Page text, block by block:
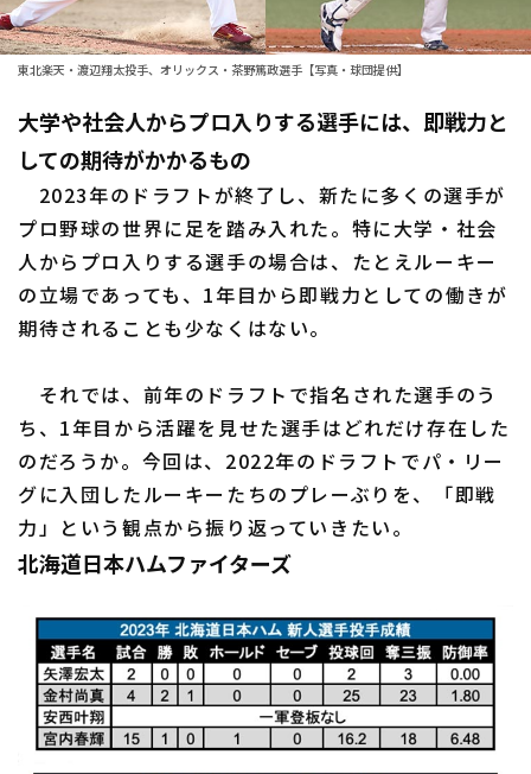
1軍公式戦
ファーム東地区
ファーム中地区
ファーム西地区
交流戦
選手名鑑
北海道日本ハムファイターズ
東北楽天ゴールデンイーグルス
埼玉西武ライオンズ
千葉ロッテマリーンズ
福岡ソフトバンクホークス
設定
利用規約 プライバシーポリシー
運営会社（別ウィンドウで開く） よくある質問
東北楽天・渡辺翔太投手、オリックス・茶野篤政選手【写真・球団提供】
大学や社会人からプロ入りする選手には、即戦力と
しての期待がかかるもの
2023年のドラフトが終了し、新たに多くの選手が
プロ野球の世界に足を踏み入れた。特に大学・社会
人からプロ入りする選手の場合は、たとえルーキー
の立場であっても、1年目から即戦力としての働きが
期待されることも少なくはない。
それでは、前年のドラフトで指名された選手のう
ち、1年目から活躍を見せた選手はどれだけ存在した
のだろうか。今回は、2022年のドラフトでパ・リー
グに入団したルーキーたちのプレーぶりを、「即戦
力」という観点から振り返っていきたい。
北海道日本ハムファイターズ